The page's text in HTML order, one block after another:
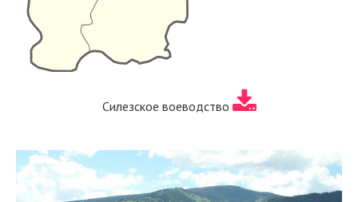
Силезское воеводство